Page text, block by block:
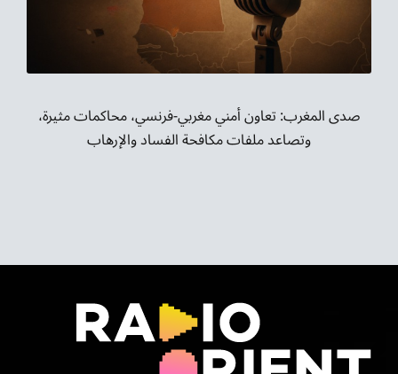
صدى المغرب: تعاون أمني مغربي-فرنسي، محاكمات مثيرة،
وتصاعد ملفات مكافحة الفساد والإرهاب